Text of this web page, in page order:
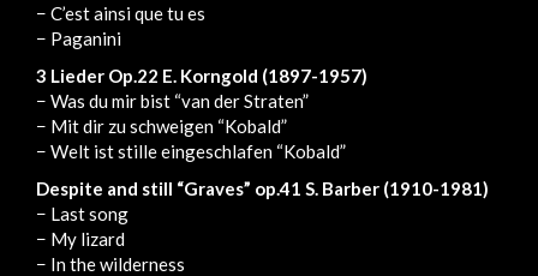
− C’est ainsi que tu es
− Paganini
3 Lieder Op.22 E. Korngold (1897-1957)
− Was du mir bist “van der Straten”
− Mit dir zu schweigen “Kobald”
− Welt ist stille eingeschlafen “Kobald”
Despite and still “Graves” op.41 S. Barber (1910-1981)
− Last song
− My lizard
− In the wilderness